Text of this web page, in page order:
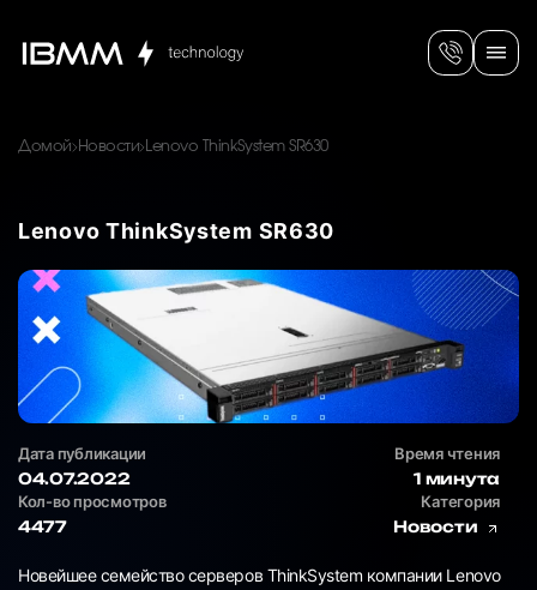
Домой Новости Lenovo ThinkSystem SR630
Lenovo ThinkSystem SR630
Дата публикации
04.07.2022
Время чтения
1 минута
Кол-во просмотров
4477
Категория
Новости
Новейшее семейство серверов ThinkSystem компании Lenovo